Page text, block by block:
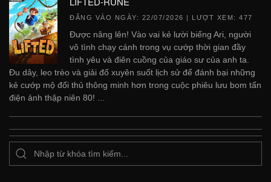
ĐĂNG VÀO NGÀY: 22/07/2026 | LƯỢT XEM: 477
Được nâng lên! Vào vai kẻ lười biếng Ari, người
vô tình chạy cánh trong vụ cướp thời gian đầy
tình yêu và điên cuồng của giáo sư của anh ta.
Đu dây, leo trèo và giải đố xuyên suốt lịch sử để đánh bại những
kẻ cướp mộ đối thủ thông minh hơn trong cuộc phiêu lưu bom tấn
điện ảnh thập niên 80! ...